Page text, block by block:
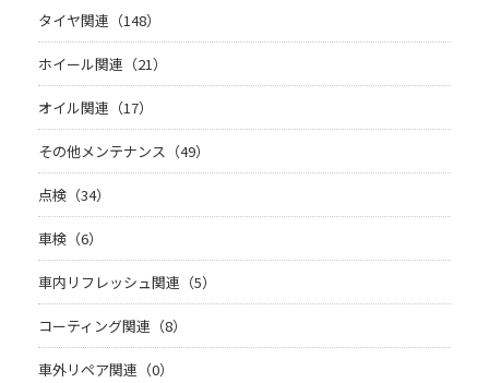
タイヤ関連（148）
ホイール関連（21）
オイル関連（17）
その他メンテナンス（49）
点検（34）
車検（6）
車内リフレッシュ関連（5）
コーティング関連（8）
車外リペア関連（0）